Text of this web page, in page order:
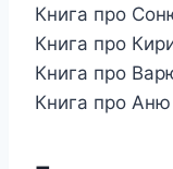
Книга про
Книга про
Книга про
Книга про